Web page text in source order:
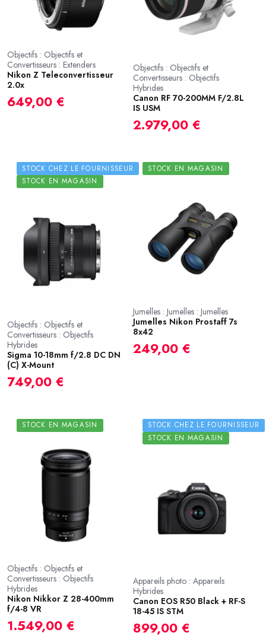
Objectifs : Objectifs et
Convertisseurs : Extenders
Nikon Z Teleconvertisseur
2.0x
649,00 €
Objectifs : Objectifs et
Convertisseurs : Objectifs
Hybrides
Canon RF 70-200MM F/2.8L
IS USM
2.979,00 €
STOCK CHEZ LE FOURNISSEUR
STOCK EN MAGASIN
Objectifs : Objectifs et
Convertisseurs : Objectifs
Hybrides
Sigma 10-18mm f/2.8 DC DN
(C) X-Mount
749,00 €
STOCK EN MAGASIN
Jumelles : Jumelles : Jumelles
Jumelles Nikon Prostaff 7s
8x42
249,00 €
STOCK EN MAGASIN
Objectifs : Objectifs et
Convertisseurs : Objectifs
Hybrides
Nikon Nikkor Z 28-400mm
f/4-8 VR
1.549,00 €
STOCK CHEZ LE FOURNISSEUR
STOCK EN MAGASIN
Appareils photo : Appareils
Hybrides
Canon EOS R50 Black + RF-S
18-45 IS STM
899,00 €